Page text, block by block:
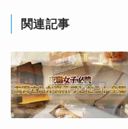
関連記事